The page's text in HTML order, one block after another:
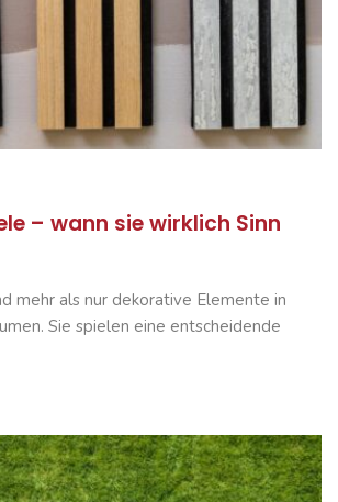
– wann sie wirklich Sinn
mehr als nur dekorative Elemente in
Sie spielen eine entscheidende